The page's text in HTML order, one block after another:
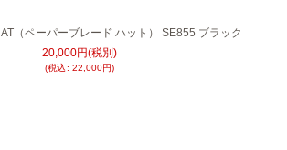
（ペーパーブレード ハット） SE855 ブラック
20,000円(税別)
(税込: 22,000円)